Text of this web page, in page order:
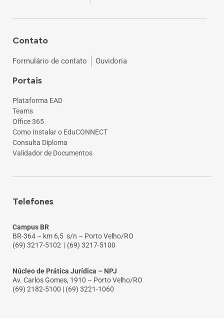
Contato
Formulário de contato Ouvidoria
Portais
Plataforma EAD
Teams
Office 365
Como Instalar o EduCONNECT
Consulta Diploma
Validador de Documentos
Telefones
Campus BR
BR-364 – km 6,5 s/n – Porto Velho/RO
(69) 3217-5102 | (69) 3217-5100
Núcleo de Prática Jurídica – NPJ
Av. Carlos Gomes, 1910 – Porto Velho/RO
(69) 2182-5100 | (69) 3221-1060